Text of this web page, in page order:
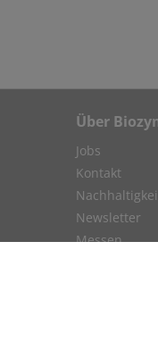
Über
Jobs
Kontakt
Newsletter
Messen